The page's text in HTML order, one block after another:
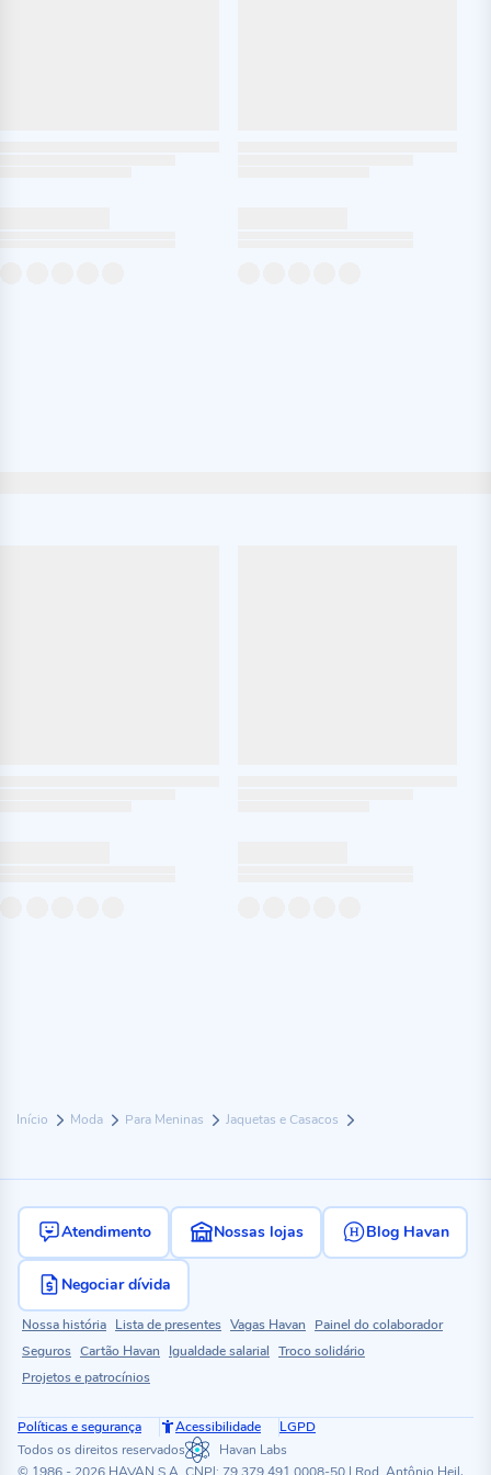
Início Moda Para Meninas Jaquetas e Casacos
Atendimento Nossas lojas Blog Havan
Negociar dívida
Nossa história Lista de presentes Vagas Havan
Painel do colaborador
Seguros Cartão Havan Igualdade salarial Troco solidário
Projetos e patrocínios
Políticas e segurança Acessibilidade
LGPD
Todos os direitos reservados
Havan Labs